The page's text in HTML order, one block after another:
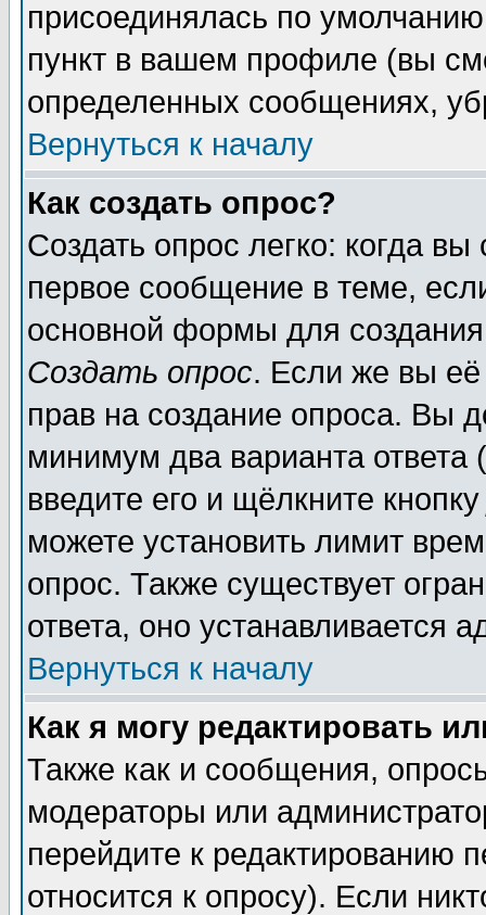
присоединялась по
пункт в вашем профиле (вы
определенных сообщениях,
Вернуться к началу
Как создать опрос?
Создать опрос легко: когда
первое сообщение в теме,
основной формы для
Создать опрос. Если же вы её
прав на создание опроса. Вы
минимум два варианта ответа
введите его и щёлкните
можете установить лимит
опрос. Также существует
ответа, оно устанавливается
Вернуться к началу
Как я могу редактировать
Также как и сообщения,
модераторы или
перейдите к редактированию
относится к опросу). Если